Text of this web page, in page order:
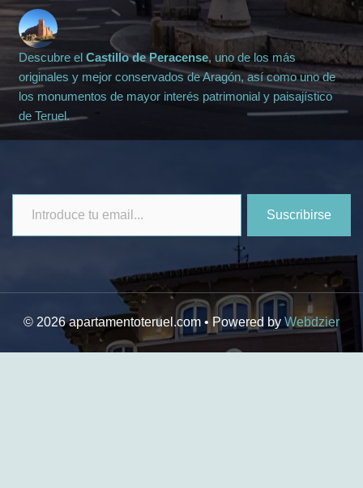
Descubre el Castillo de Peracense, uno de los más
originales y mejor conservados de Aragón, así como uno de
los monumentos de mayor interés patrimonial y paisajístico
de Teruel.
Suscribirse
© 2026 apartamentoteruel.com • Powered by Webdzier